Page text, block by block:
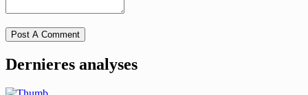
Dernieres analyses